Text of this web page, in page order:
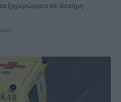
ξημερώματα σε άσχημη